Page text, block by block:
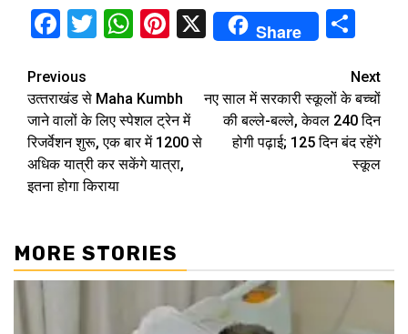
Facebook
Twitter
WhatsApp
Pinterest
X Share
Continue
Reading
Previous
उत्‍तराखंड से Maha Kumbh
जाने वालों के लिए स्‍पेशल ट्रेन में
रिजर्वेशन शुरू, एक बार में 1200 से
अधिक यात्री कर सकेंगे यात्रा,
इतना होगा किराया
Next
नए साल में सरकारी स्‍कूलों के बच्‍चों
की बल्‍ले-बल्‍ले, केवल 240 दिन
होगी पढ़ाई; 125 दिन बंद रहेंगे
स्‍कूल
MORE STORIES